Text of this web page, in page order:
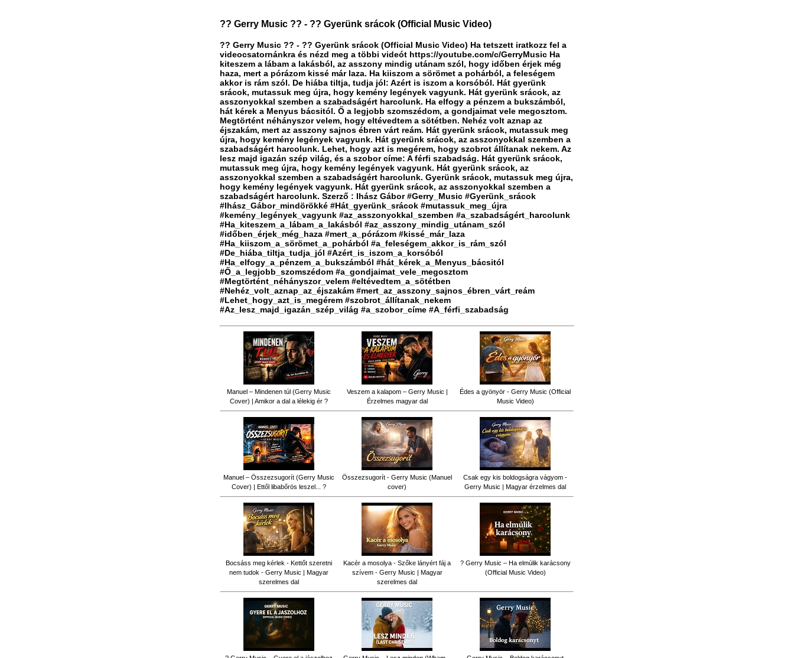
?? Gerry Music ?? - ?? Gyerünk srácok (Official Music Video)
?? Gerry Music ?? - ?? Gyerünk srácok (Official Music Video) Ha tetszett iratkozz fel a
videocsatornánkra és nézd meg a többi videót https://youtube.com/c/GerryMusic Ha
kiteszem a lábam a lakásból, az asszony mindig utánam szól, hogy időben érjek még
haza, mert a pórázom kissé már laza. Ha kiiszom a sörömet a pohárból, a feleségem
akkor is rám szól. De hiába tiltja, tudja jól: Azért is iszom a korsóból. Hát gyerünk
srácok, mutassuk meg újra, hogy kemény legények vagyunk. Hát gyerünk srácok, az
asszonyokkal szemben a szabadságért harcolunk. Ha elfogy a pénzem a bukszámból,
hát kérek a Menyus bácsitól. Ő a legjobb szomszédom, a gondjaimat vele megosztom.
Megtörtént néhányszor velem, hogy eltévedtem a sötétben. Nehéz volt aznap az
éjszakám, mert az asszony sajnos ébren várt reám. Hát gyerünk srácok, mutassuk meg
újra, hogy kemény legények vagyunk. Hát gyerünk srácok, az asszonyokkal szemben a
szabadságért harcolunk. Lehet, hogy azt is megérem, hogy szobrot állítanak nekem. Az
lesz majd igazán szép világ, és a szobor címe: A férfi szabadság. Hát gyerünk srácok,
mutassuk meg újra, hogy kemény legények vagyunk. Hát gyerünk srácok, az
asszonyokkal szemben a szabadságért harcolunk. Gyerünk srácok, mutassuk meg újra,
hogy kemény legények vagyunk. Hát gyerünk srácok, az asszonyokkal szemben a
szabadságért harcolunk. Szerző : Ihász Gábor #Gerry_Music #Gyerünk_srácok
#Ihász_Gábor_mindörökké #Hát_gyerünk_srácok #mutassuk_meg_újra
#kemény_legények_vagyunk #az_asszonyokkal_szemben #a_szabadságért_harcolunk
#Ha_kiteszem_a_lábam_a_lakásból #az_asszony_mindig_utánam_szól
#időben_érjek_még_haza #mert_a_pórázom #kissé_már_laza
#Ha_kiiszom_a_sörömet_a_pohárból #a_feleségem_akkor_is_rám_szól
#De_hiába_tiltja_tudja_jól #Azért_is_iszom_a_korsóból
#Ha_elfogy_a_pénzem_a_bukszámból #hát_kérek_a_Menyus_bácsitól
#Ő_a_legjobb_szomszédom #a_gondjaimat_vele_megosztom
#Megtörtént_néhányszor_velem #eltévedtem_a_sötétben
#Nehéz_volt_aznap_az_éjszakám #mert_az_asszony_sajnos_ébren_várt_reám
#Lehet_hogy_azt_is_megérem #szobrot_állítanak_nekem
#Az_lesz_majd_igazán_szép_világ #a_szobor_címe #A_férfi_szabadság
Manuel – Mindenen túl (Gerry Music
Cover) | Amikor a dal a lélekig ér ?
Veszem a kalapom – Gerry Music |
Érzelmes magyar dal
Édes a gyönyör - Gerry Music (Official
Music Video)
Manuel – Összezsugorít (Gerry Music
Cover) | Ettől libabőrös leszel... ?
Összezsugorít - Gerry Music (Manuel
cover)
Csak egy kis boldogságra vágyom -
Gerry Music | Magyar érzelmes dal
Bocsáss meg kérlek - Kettőt szeretni
nem tudok - Gerry Music | Magyar
szerelmes dal
Kacér a mosolya - Szőke lányért fáj a
szívem - Gerry Music | Magyar
szerelmes dal
? Gerry Music – Ha elmúlik karácsony
(Official Music Video)